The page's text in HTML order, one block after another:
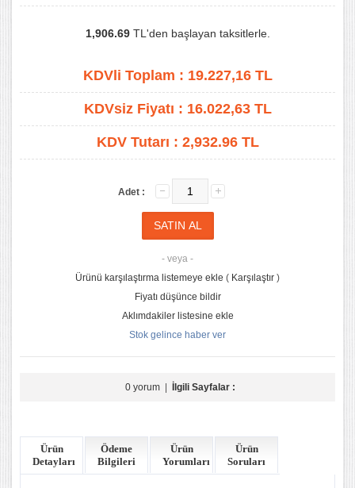
1,906.69TL'den başlayan taksitlerle.
KDVli Toplam : 19.227,16TL
KDVsiz Fiyatı : 16.022,63TL
KDV Tutarı : 2,932.96 TL
Adet :
- veya -
Ürünü karşılaştırma listemeye ekle ( Karşılaştır )
Fiyatı düşünce bildir
Aklımdakiler listesine ekle
Stok gelince haber ver
0 yorum| İlgili Sayfalar :
Ürün
Detayları
Ödeme
Bilgileri
Ürün
Yorumları
Ürün
Soruları